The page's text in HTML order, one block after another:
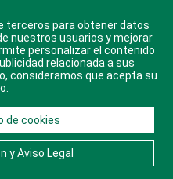
para Android, iOS y
derechos reservados.
en Contacto
sobre Diario Libre
terceros para obtener datos
nuestros usuarios y mejorar
personalizar el contenido
relacionada a sus
consideramos que acepta su
de cookies
y Aviso Legal